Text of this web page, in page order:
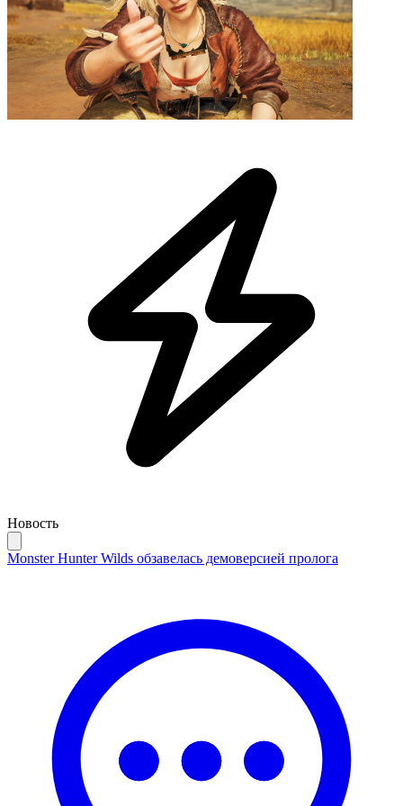
Новость
Monster Hunter Wilds обзавелась демоверсией пролога